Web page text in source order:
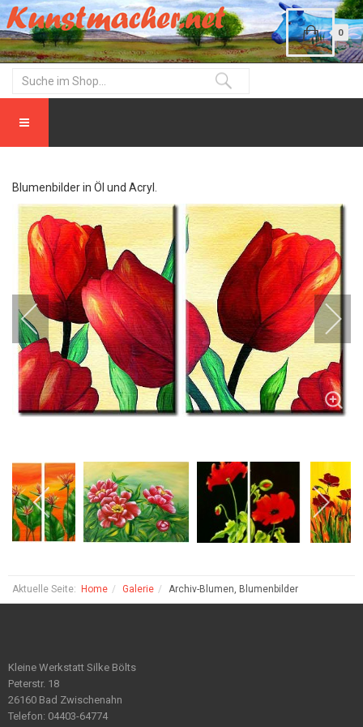
0
Blumenbilder in Öl und Acryl.
Aktuelle Seite: Home Galerie Archiv-Blumen, Blumenbilder
Kleine Werkstatt Silke Bölts
Peterstr. 18
26160 Bad Zwischenahn
Telefon: 04403-64774